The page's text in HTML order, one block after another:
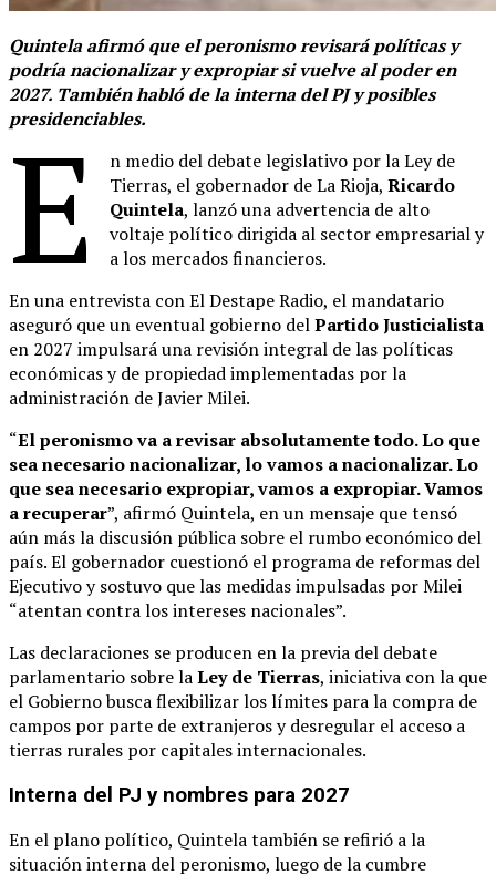
Quintela afirmó que el peronismo revisará políticas y
podría nacionalizar y expropiar si vuelve al poder en
2027. También habló de la interna del PJ y posibles
presidenciables.
E
n medio del debate legislativo por la Ley de
Tierras, el gobernador de La Rioja,Ricardo
Quintela, lanzó una advertencia de alto
voltaje político dirigida al sector empresarial y
a los mercados financieros.
En una entrevista con El Destape Radio, el mandatario
aseguró que un eventual gobierno delPartido Justicialista
en 2027 impulsará una revisión integral de las políticas
económicas y de propiedad implementadas por la
administración de Javier Milei.
“El peronismo va a revisar absolutamente todo. Lo que
sea necesario nacionalizar, lo vamos a nacionalizar. Lo
que sea necesario expropiar, vamos a expropiar. Vamos
a recuperar”, afirmó Quintela, en un mensaje que tensó
aún más la discusión pública sobre el rumbo económico del
país. El gobernador cuestionó el programa de reformas del
Ejecutivo y sostuvo que las medidas impulsadas por Milei
“atentan contra los intereses nacionales”.
Las declaraciones se producen en la previa del debate
parlamentario sobre laLey de Tierras, iniciativa con la que
el Gobierno busca flexibilizar los límites para la compra de
campos por parte de extranjeros y desregular el acceso a
tierras rurales por capitales internacionales.
Interna del PJ y nombres para 2027
En el plano político, Quintela también se refirió a la
situación interna del peronismo, luego de la cumbre